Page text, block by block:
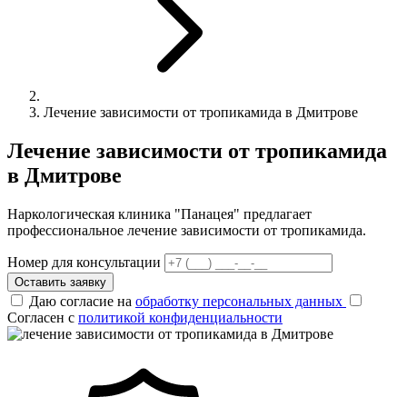
Лечение зависимости от тропикамида в Дмитрове
Лечение зависимости от тропикамида
в Дмитрове
Наркологическая клиника "Панацея" предлагает
профессиональное лечение зависимости от тропикамида.
Номер для консультации
Оставить заявку
Даю согласие на обработку персональных данных
Согласен с политикой конфиденциальности